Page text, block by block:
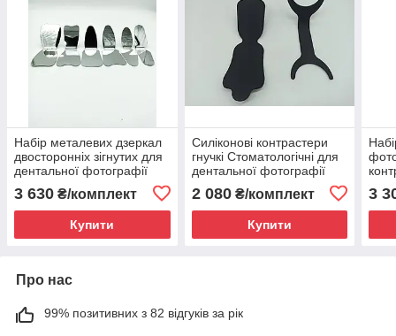
Набір металевих дзеркал
двосторонніх зігнутих для
дентальної фотографії
3 630 ₴/комплект
Купити
Силіконові контрастери
гнучкі Стоматологічні для
дентальної фотографії
2 080₴/комплект
Купити
3
Про нас
99% позитивних з 82 відгуків за рік